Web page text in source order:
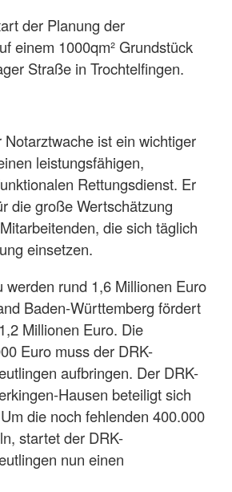
der Planung der
einem 1000qm² Grundstück
Straße in Trochtelfingen.
Notarztwache ist ein wichtiger
leistungsfähigen,
Rettungsdienst. Er
die große Wertschätzung
die sich täglich
einsetzen.
werden rund 1,6 Millionen Euro
Baden-Württemberg fördert
Millionen Euro. Die
Euro muss der DRK-
aufbringen. Der DRK-
Hausen beteiligt sich
die noch fehlenden 400.000
startet der DRK-
nun einen